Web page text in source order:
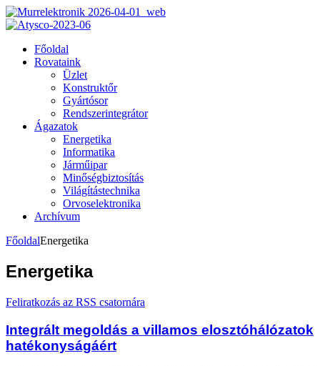
Főoldal
Rovataink
Üzlet
Konstruktőr
Gyártósor
Rendszerintegrátor
Ágazatok
Energetika
Informatika
Járműipar
Minőségbiztosítás
Világítástechnika
Orvoselektronika
Archívum
FőoldalEnergetika
Energetika
Feliratkozás az RSS csatornára
Integrált megoldás a villamos elosztóhálózatok
hatékonyságáért